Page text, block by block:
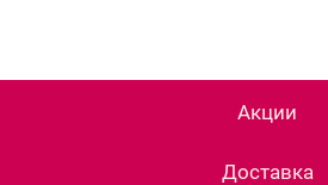
Акции
Доставка